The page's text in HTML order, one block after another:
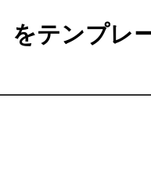
をテンプレ